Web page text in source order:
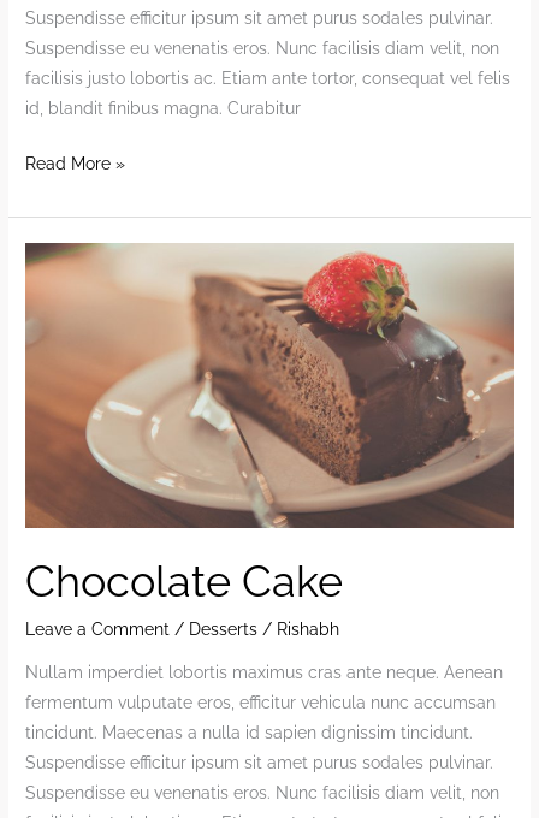
Suspendisse efficitur ipsum sit amet purus sodales pulvinar.
Suspendisse eu venenatis eros. Nunc facilisis diam velit, non
facilisis justo lobortis ac. Etiam ante tortor, consequat vel felis
id, blandit finibus magna. Curabitur
Healthy
Read More »
Chocolate Cake
Leave a Comment / Desserts / Rishabh
Nullam imperdiet lobortis maximus cras ante neque. Aenean
fermentum vulputate eros, efficitur vehicula nunc accumsan
tincidunt. Maecenas a nulla id sapien dignissim tincidunt.
Suspendisse efficitur ipsum sit amet purus sodales pulvinar.
Suspendisse eu venenatis eros. Nunc facilisis diam velit, non